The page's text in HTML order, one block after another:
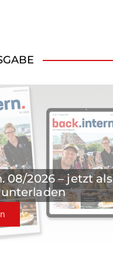
08/2026 – jetzt als